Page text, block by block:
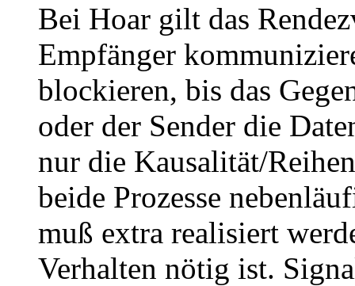
Bei Hoar gilt das
Empfänger
blockieren, bis das
oder der Sender die
nur die Kausalität/
beide Prozesse
muß extra realisiert
Verhalten nötig ist.